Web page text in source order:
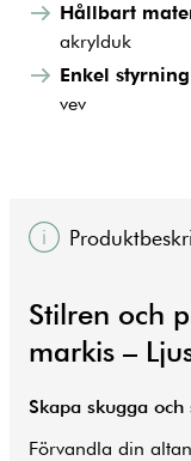
Hållbart
akrylduk
Enkel
vev
Stilren och
markis –
Skapa skugga
Förvandla din